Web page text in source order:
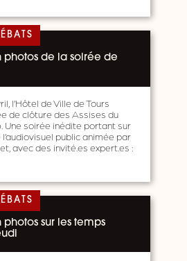
photos de la soirée de
l’Hôtel de Ville de Tours
de clôture des Assises du
Une soirée inédite portant sur
public animée par
avec des invité.es expert.es :
photos sur les temps